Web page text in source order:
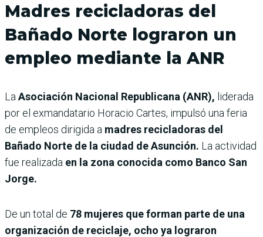
Madres recicladoras del
Bañado Norte lograron un
empleo mediante la ANR
La Asociación Nacional Republicana (ANR), liderada
por el exmandatario Horacio Cartes, impulsó una feria
de empleos dirigida a madres recicladoras del
Bañado Norte de la ciudad de Asunción. La actividad
fue realizada en la zona conocida como Banco San
Jorge.
De un total de 78 mujeres que forman parte de una
organización de reciclaje, ocho ya lograron